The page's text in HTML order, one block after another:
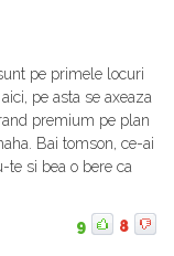
pe primele locuri
pe asta se axeaza
premium pe plan
Bai tomson, ce-ai
te si bea o bere ca
9 8